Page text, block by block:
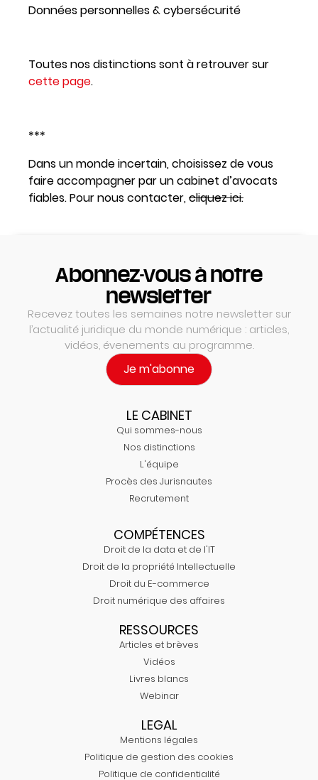
Données personnelles & cybersécurité
Toutes nos distinctions sont à retrouver sur
cette page.
***
Dans un monde incertain, choisissez de vous
faire accompagner par un cabinet d’avocats
fiables. Pour nous contacter, cliquez ici.
Abonnez-vous à notre
newsletter
Recevez toutes les semaines notre newsletter sur
l’actualité juridique du monde numérique : articles,
vidéos, évenements au programme.
Je m'abonne
LE CABINET
Qui sommes-nous
Nos distinctions
L'équipe
Procès des Jurisnautes
Recrutement
COMPÉTENCES
Droit de la data et de l'IT
Droit de la propriété Intellectuelle
Droit du E-commerce
Droit numérique des affaires
RESSOURCES
Articles et brèves
Vidéos
Livres blancs
Webinar
LEGAL
Mentions légales
Politique de gestion des cookies
Politique de confidentialité